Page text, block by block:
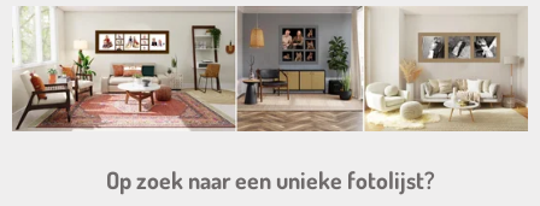
Op zoek naar een unieke fotolijst?